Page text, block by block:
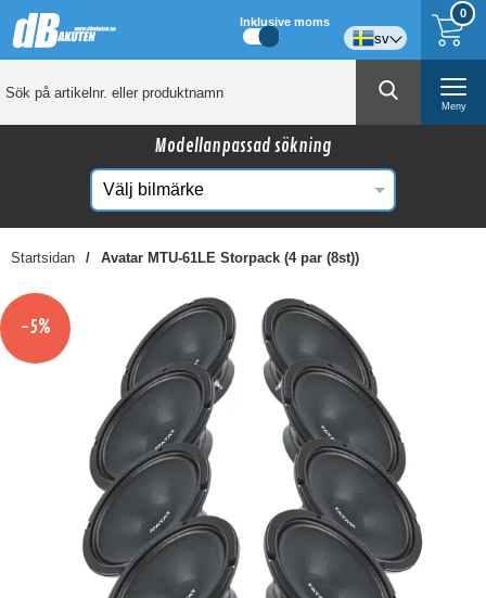
0
Inklusive moms
sv
Meny
Modellanpassad sökning
Startsidan Avatar MTU-61LE Storpack (4 par (8st))
Kanske någon av dessa produkter kan intressera
dig?
-5%